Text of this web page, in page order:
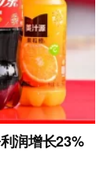
润增长23%